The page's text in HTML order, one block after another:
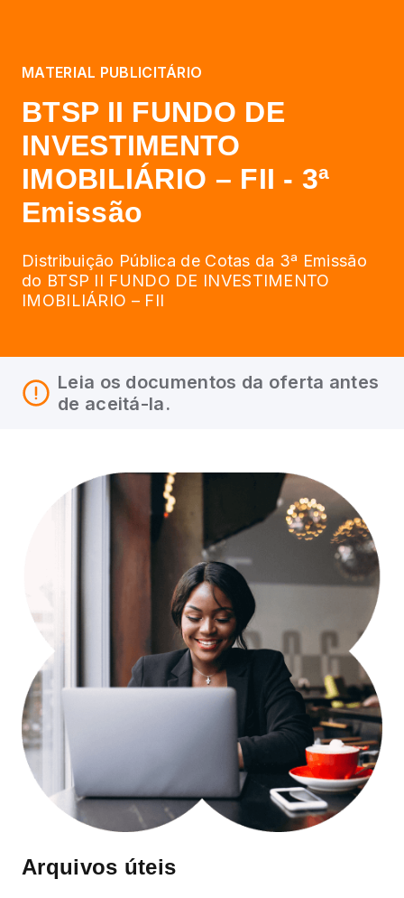
MATERIAL PUBLICITÁRIO
BTSP II FUNDO DE
INVESTIMENTO
IMOBILIÁRIO – FII - 3ª
Emissão
Distribuição Pública de Cotas da 3ª Emissão
do BTSP II FUNDO DE INVESTIMENTO
IMOBILIÁRIO – FII
Leia os documentos da oferta antes
de aceitá-la.
Arquivos úteis